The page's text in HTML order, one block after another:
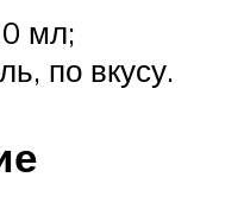
мл;
по вкусу.